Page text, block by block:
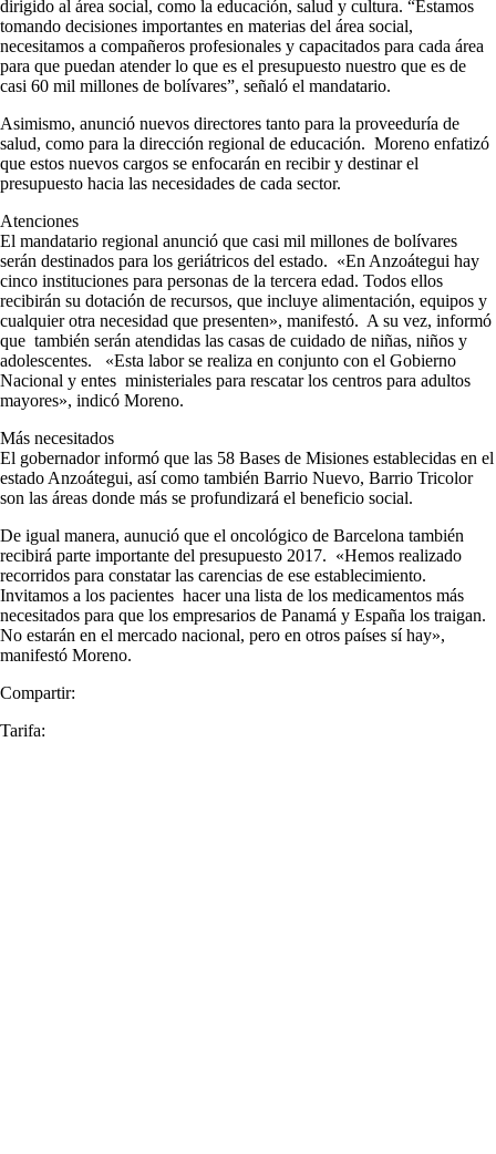
dirigido al área social, como la educación, salud y cultura. “Estamos
tomando decisiones importantes en materias del área social,
necesitamos a compañeros profesionales y capacitados para cada área
para que puedan atender lo que es el presupuesto nuestro que es de
casi 60 mil millones de bolívares”, señaló el mandatario.
Asimismo, anunció nuevos directores tanto para la proveeduría de
salud, como para la dirección regional de educación. Moreno enfatizó
que estos nuevos cargos se enfocarán en recibir y destinar el
presupuesto hacia las necesidades de cada sector.
Atenciones
El mandatario regional anunció que casi mil millones de bolívares
serán destinados para los geriátricos del estado. «En Anzoátegui hay
cinco instituciones para personas de la tercera edad. Todos ellos
recibirán su dotación de recursos, que incluye alimentación, equipos y
cualquier otra necesidad que presenten», manifestó. A su vez, informó
que también serán atendidas las casas de cuidado de niñas, niños y
adolescentes. «Esta labor se realiza en conjunto con el Gobierno
Nacional y entes ministeriales para rescatar los centros para adultos
mayores», indicó Moreno.
Más necesitados
El gobernador informó que las 58 Bases de Misiones establecidas en el
estado Anzoátegui, así como también Barrio Nuevo, Barrio Tricolor
son las áreas donde más se profundizará el beneficio social.
De igual manera, aunució que el oncológico de Barcelona también
recibirá parte importante del presupuesto 2017. «Hemos realizado
recorridos para constatar las carencias de ese establecimiento.
Invitamos a los pacientes hacer una lista de los medicamentos más
necesitados para que los empresarios de Panamá y España los traigan.
No estarán en el mercado nacional, pero en otros países sí hay»,
manifestó Moreno.
Compartir:
Tarifa: